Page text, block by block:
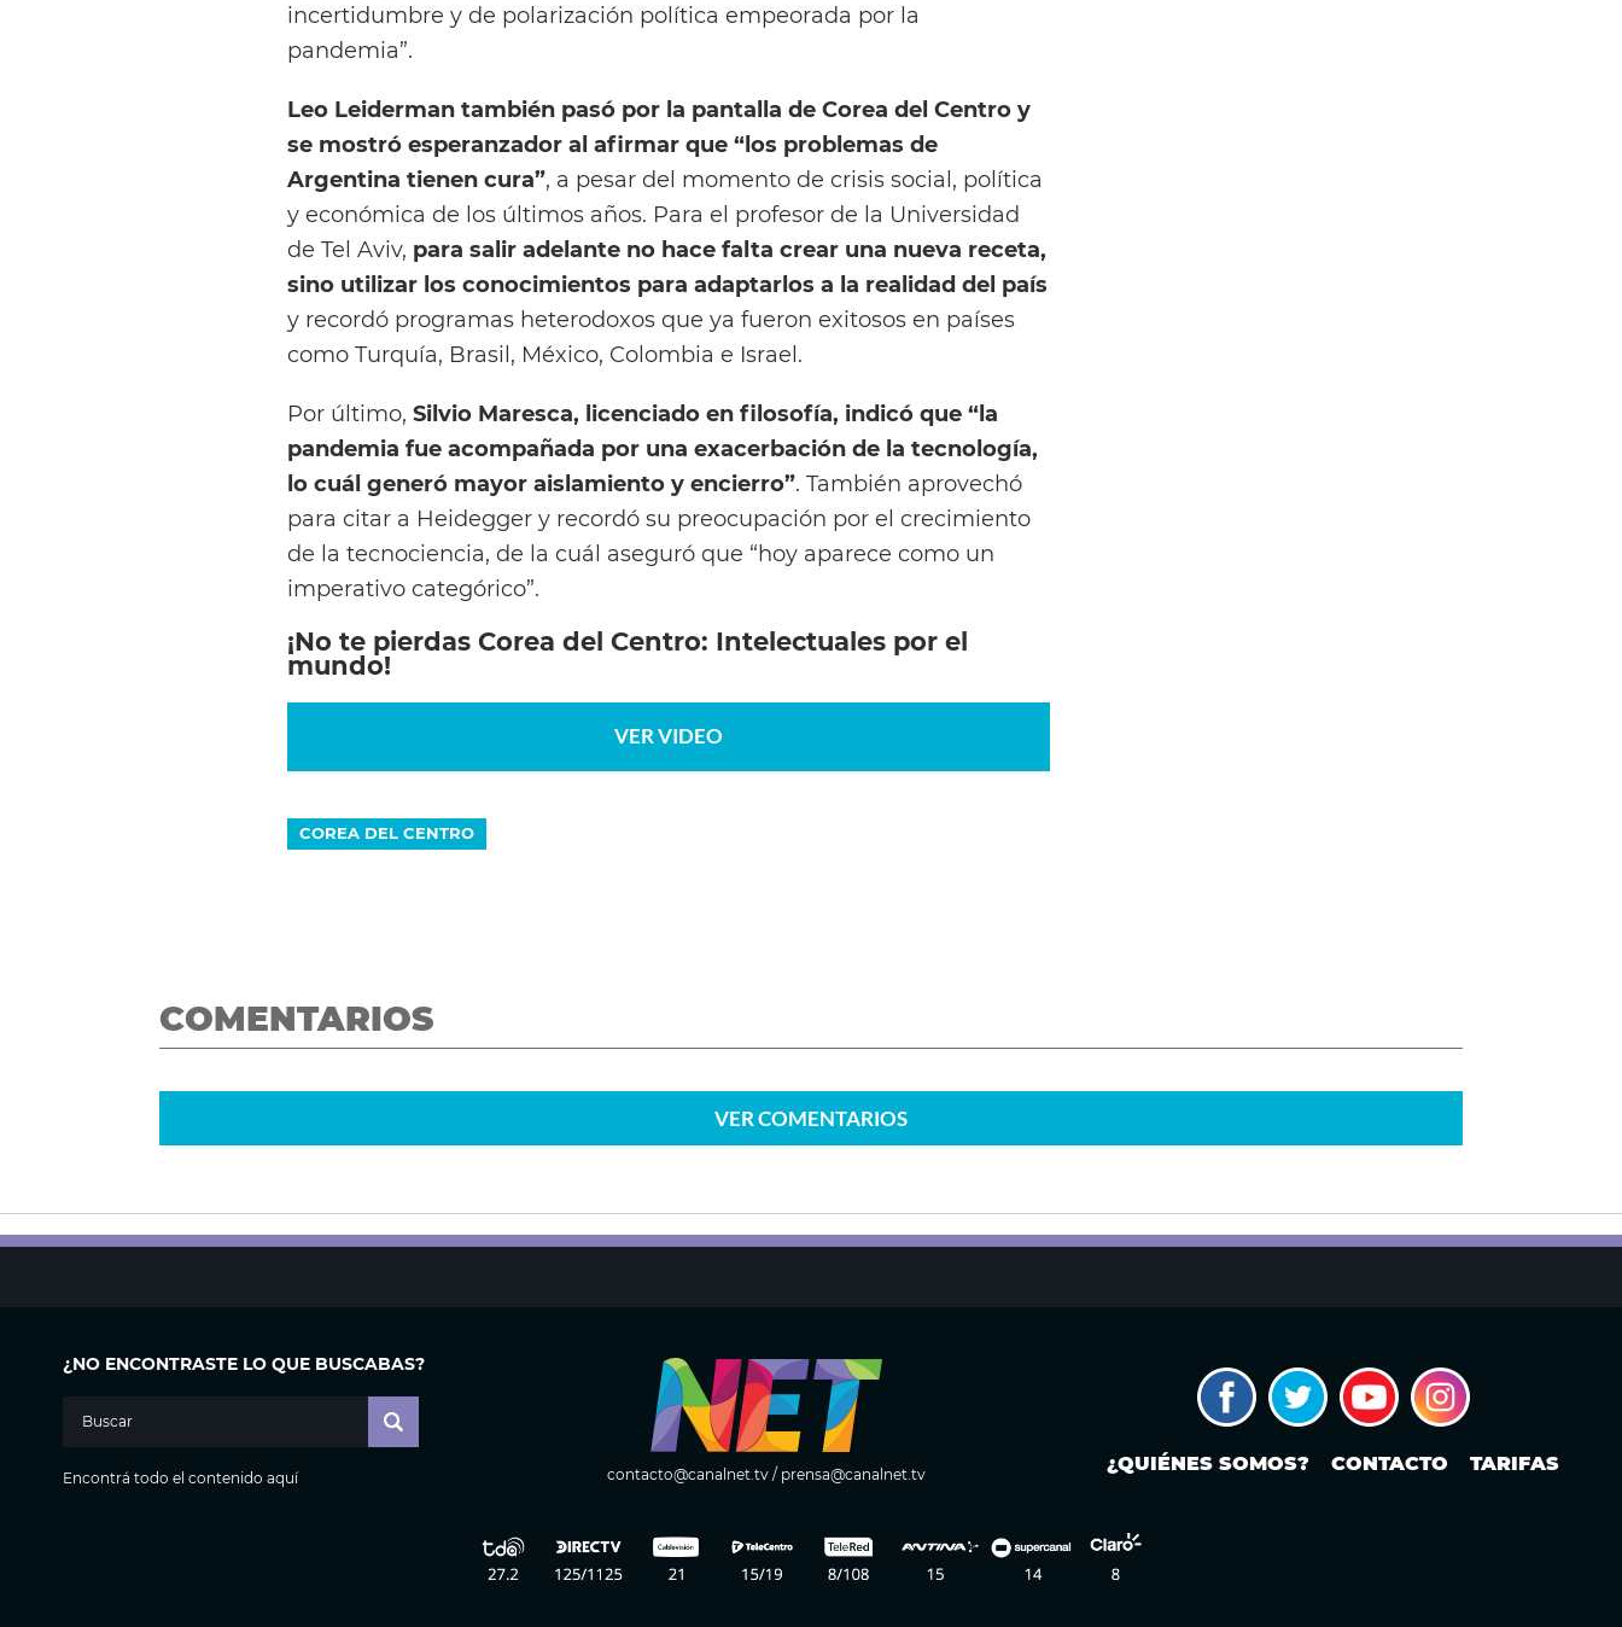
incertidumbre y de polarización política empeorada por la
pandemia”.
Leo Leiderman también pasó por la pantalla de Corea del Centro y
se mostró esperanzador al afirmar que “los problemas de
Argentina tienen cura”, a pesar del momento de crisis social, política
y económica de los últimos años. Para el profesor de la Universidad
de Tel Aviv, para salir adelante no hace falta crear una nueva receta,
sino utilizar los conocimientos para adaptarlos a la realidad del país
y recordó programas heterodoxos que ya fueron exitosos en países
como Turquía, Brasil, México, Colombia e Israel.
Por último, Silvio Maresca, licenciado en filosofía, indicó que “la
pandemia fue acompañada por una exacerbación de la tecnología,
lo cuál generó mayor aislamiento y encierro”. También aprovechó
para citar a Heidegger y recordó su preocupación por el crecimiento
de la tecnociencia, de la cuál aseguró que “hoy aparece como un
imperativo categórico”.
¡No te pierdas Corea del Centro: Intelectuales por el
mundo!
VER VIDEO
COREA DEL CENTRO
COMENTARIOS
VERCOMENTARIOS
¿NO ENCONTRASTE LO QUE BUSCABAS?
Encontrá todo el contenido aquí contacto@canalnet.tv/ prensa@canalnet.tv ¿QUIÉNES SOMOS? CONTACTO TARIFAS